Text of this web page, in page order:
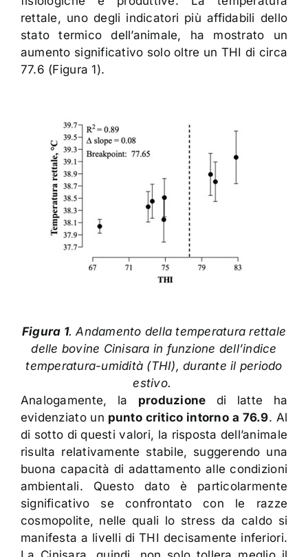
rettale, uno degli indicatori più affidabili dello
stato termico dell’animale, ha mostrato un
aumento significativo solo oltre un THI di circa
77.6 (Figura 1).
Figura 1. Andamento della temperatura rettale
delle bovine Cinisara in funzione dell’indice
temperatura-umidità (THI), durante il periodo
estivo.
Analogamente, la produzione di latte ha
evidenziato un punto critico intorno a 76.9. Al
di sotto di questi valori, la risposta dell’animale
risulta relativamente stabile, suggerendo una
buona capacità di adattamento alle condizioni
ambientali. Questo dato è particolarmente
significativo se confrontato con le razze
cosmopolite, nelle quali lo stress da caldo si
manifesta a livelli di THI decisamente inferiori.